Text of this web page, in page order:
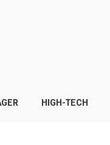
HIGH-TECH